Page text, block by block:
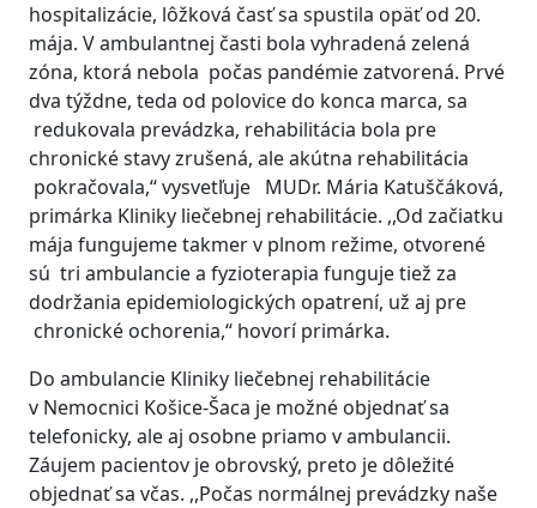
hospitalizácie, lôžková časť sa spustila opäť od 20.
mája. V ambulantnej časti bola vyhradená zelená
zóna, ktorá nebola počas pandémie zatvorená. Prvé
dva týždne, teda od polovice do konca marca, sa
redukovala prevádzka, rehabilitácia bola pre
chronické stavy zrušená, ale akútna rehabilitácia
pokračovala,“ vysvetľuje MUDr. Mária Katuščáková,
primárka Kliniky liečebnej rehabilitácie. ,,Od začiatku
mája fungujeme takmer v plnom režime, otvorené
sú tri ambulancie a fyzioterapia funguje tiež za
dodržania epidemiologických opatrení, už aj pre
chronické ochorenia,“ hovorí primárka.
Do ambulancie Kliniky liečebnej rehabilitácie
v Nemocnici Košice-Šaca je možné objednať sa
telefonicky, ale aj osobne priamo v ambulancii.
Záujem pacientov je obrovský, preto je dôležité
objednať sa včas. ,,Počas normálnej prevádzky naše